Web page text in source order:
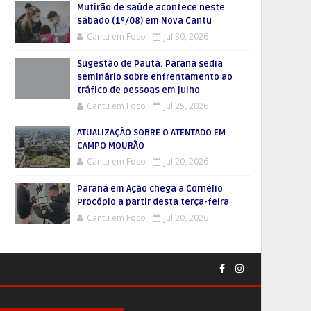
Mutirão de saúde acontece neste
sábado (1º/08) em Nova Cantu
Cantu em Foco Jul 30, 2026
Sugestão de Pauta: Paraná sedia
seminário sobre enfrentamento ao
tráfico de pessoas em julho
Cantu em Foco Jul 25, 2026
ATUALIZAÇÃO SOBRE O ATENTADO EM
CAMPO MOURÃO
Cantu em Foco Jul 20, 2026
Paraná em Ação chega a Cornélio
Procópio a partir desta terça-feira
Cantu em Foco Jul 20, 2026